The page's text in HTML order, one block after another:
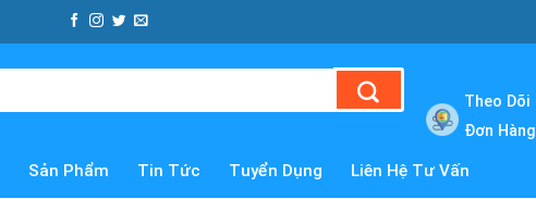
Theo Dõi
Đơn Hàng
Sản Phẩm Tin Tức Tuyển Dụng Liên Hệ Tư Vấn